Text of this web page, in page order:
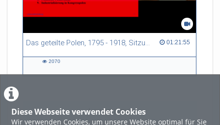
Diese Webseite verwendet Cookies
Wir verwenden Cookies, um unsere Website optimal für Sie
Das geteilte Polen, 1795 - 1918, Sitzung 11 01:21:55
01:21:55 duration
2070
LADE MEHR